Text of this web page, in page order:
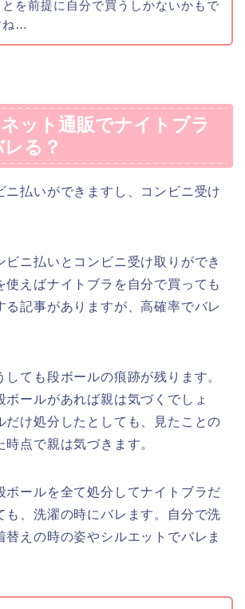
とを前提に自分で買うしかないかもで
ね…
ット通販でナイトブラ
る？
ニ払いができますし、コンビニ受け
ビニ払いとコンビニ受け取りができ
使えばナイトブラを自分で買っても
る記事がありますが、高確率でバレ
しても段ボールの痕跡が残ります。
ボールがあれば親は気づくでしょ
だけ処分したとしても、見たことの
点で親は気づきます。
ボールを全て処分してナイトブラだ
も、洗濯の時にバレます。自分で洗
替えの時の姿やシルエットでバレま